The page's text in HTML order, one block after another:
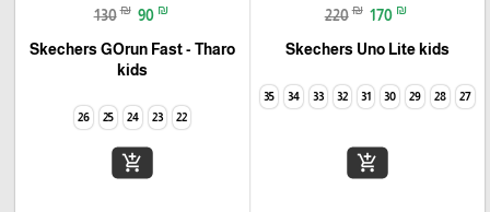
220 ₪ 170 ₪
Skechers Uno Lite kids
27
28
29
30
31
32
33
34
35
add_shopping_cart
130 ₪ 90 ₪
Skechers GOrun Fast - Tharo
kids
22
23
24
25
26
add_shopping_cart